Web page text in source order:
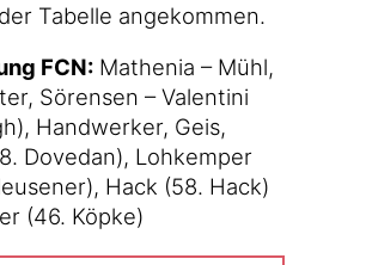
Tabel­le angekommen.
FCN: Mathe­nia – Mühl,
Sören­sen – Valen­ti­ni
Hand­wer­ker, Geis,
Dove­dan), Lohk­em­per
Hack (58. Hack)
(46. Köpke)